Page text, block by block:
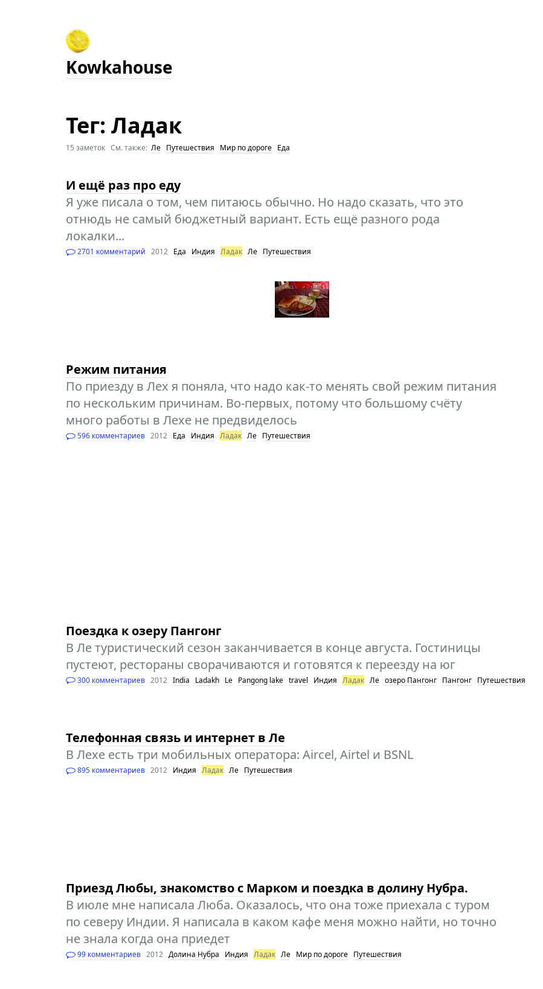
Kowkahouse
Тег: Ладак
15 заметок См. также: Ле Путешествия Мир по дороге Еда
И ещё раз про еду
Я уже писала о том, чем питаюсь обычно. Но надо сказать, что это
отнюдь не самый бюджетный вариант. Есть ещё разного рода
локалки...
2701 комментарий 2012 Еда Индия Ладак Ле Путешествия
Режим питания
По приезду в Лех я поняла, что надо как-то менять свой режим питания
по нескольким причинам. Во-первых, потому что большому счёту
много работы в Лехе не предвиделось
596 комментариев 2012 Еда Индия Ладак Ле Путешествия
Поездка к озеру Пангонг
В Ле туристический сезон заканчивается в конце августа. Гостиницы
пустеют, рестораны сворачиваются и готовятся к переезду на юг
300 комментариев 2012 India Ladakh Le Pangong lake travel Индия Ладак Ле озеро Пангонг Пангонг Путешествия
Телефонная связь и интернет в Ле
В Лехе есть три мобильных оператора: Aircel, Airtel и BSNL
895 комментариев 2012 Индия Ладак Ле Путешествия
Приезд Любы, знакомство с Марком и поездка в долину Нубра.
В июле мне написала Люба. Оказалось, что она тоже приехала с туром
по северу Индии. Я написала в каком кафе меня можно найти, но точно
не знала когда она приедет
99 комментариев 2012 Долина Нубра Индия Ладак Ле Мир по дороге Путешествия